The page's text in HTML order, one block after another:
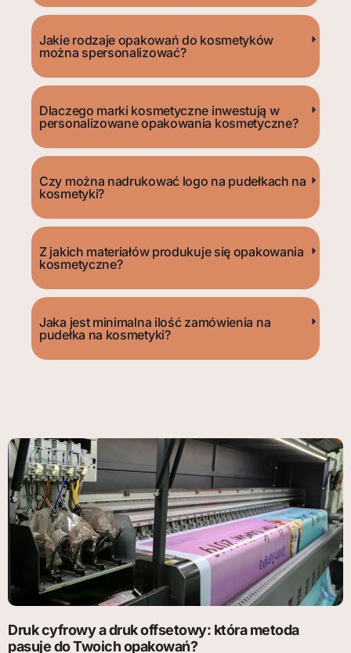
Jakie rodzaje opakowań do kosmetyków
można spersonalizować?
Dlaczego marki kosmetyczne inwestują w
personalizowane opakowania kosmetyczne?
Czy można nadrukować logo na pudełkach na
kosmetyki?
Z jakich materiałów produkuje się opakowania
kosmetyczne?
Jaka jest minimalna ilość zamówienia na
pudełka na kosmetyki?
Druk cyfrowy a druk offsetowy: która metoda
pasuje do Twoich opakowań?